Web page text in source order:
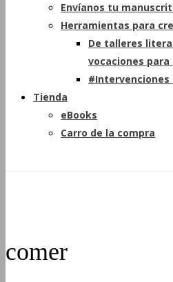
Envíanos tu
Herramientas para
De talleres
vocaciones
Tienda
eBooks
Carro de la compra
comer